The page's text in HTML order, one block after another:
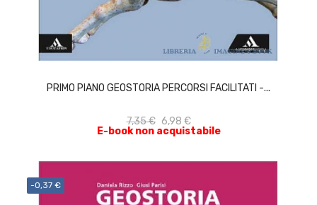
PRIMO PIANO GEOSTORIA PERCORSI FACILITATI -...
7,35 € 6,98 €
E-book non acquistabile
ACQUISTA
-0,37 €